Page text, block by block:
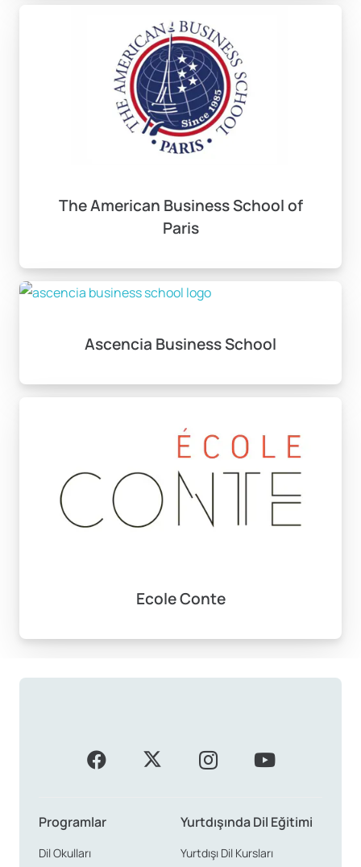
The American Business School of
Paris
Ascencia Business School
Ecole Conte
Programlar
Dil Okulları
Yurtdışında Dil Eğitimi
Yurtdışı Dil Kursları